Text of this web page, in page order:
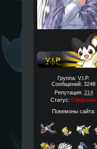
Группа: V.I.P.
Сообщений: 3248
Репутация: 214
Статус: Оффлайн
Покемоны сайта: